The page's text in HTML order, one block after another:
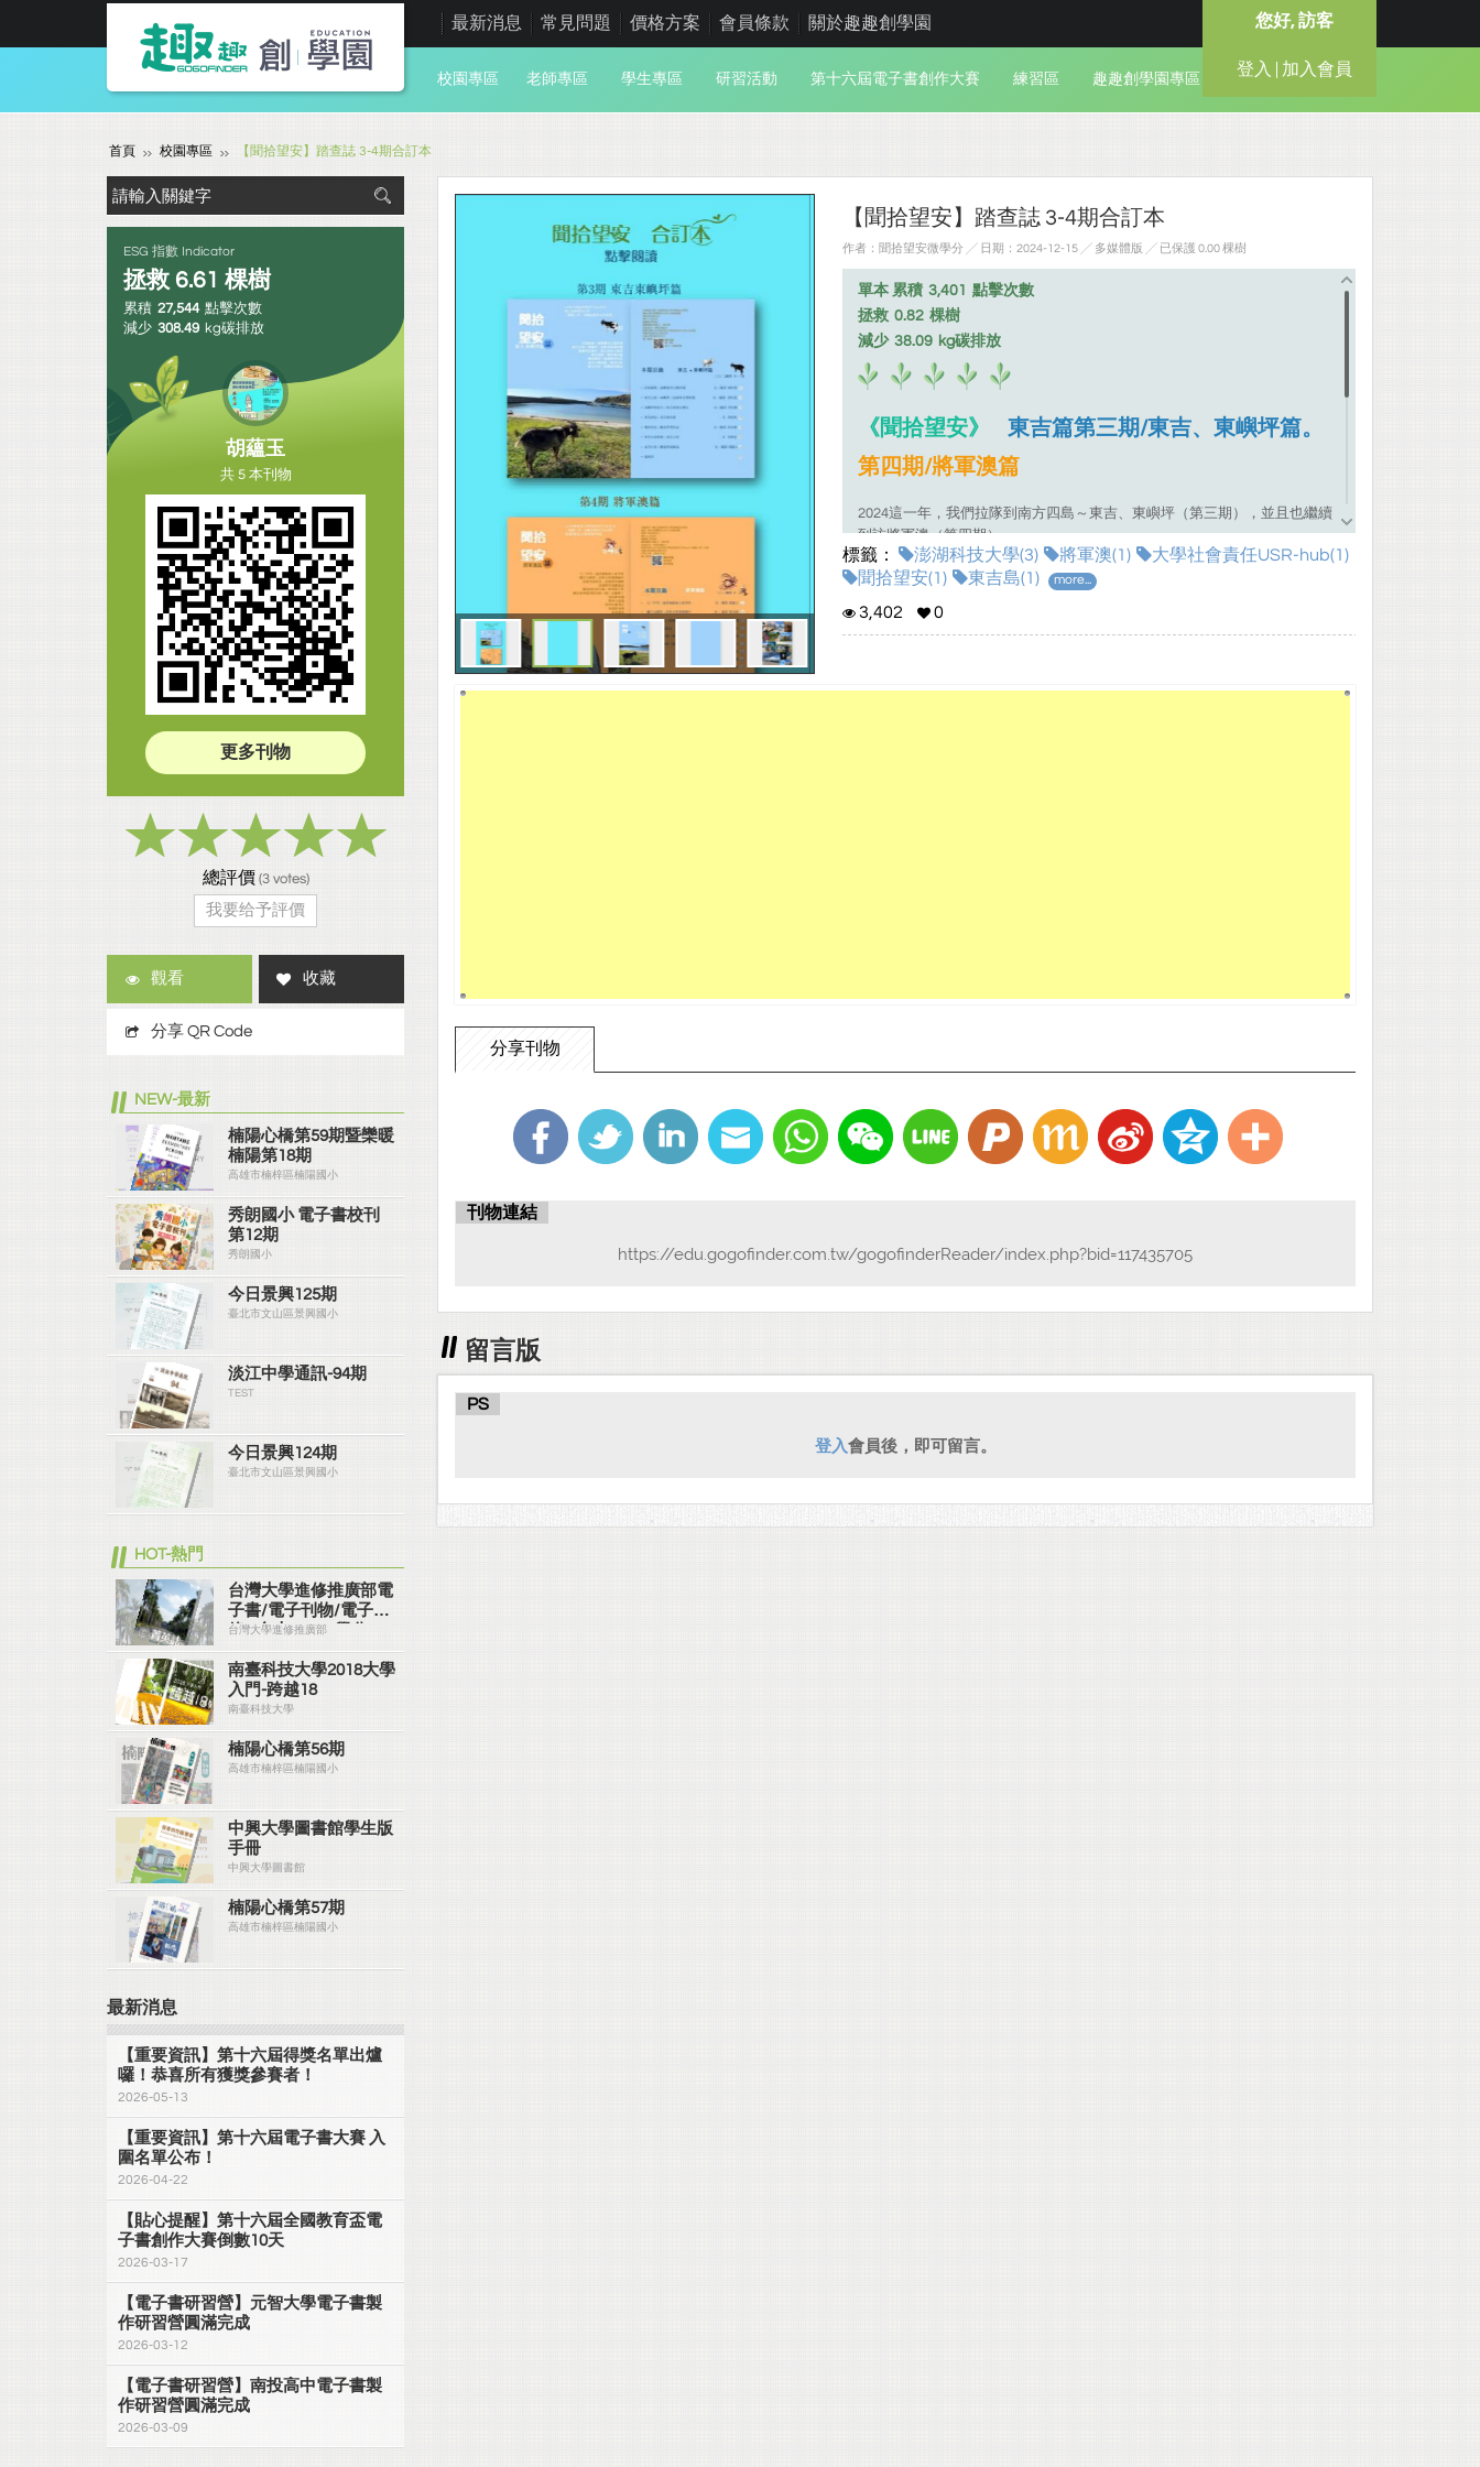
您好, 訪客
登入 | 加入會員
最新消息 常見問題 價格方案 會員條款 關於趣趣創學園
校園專區 老師專區 學生專區 研習活動 第十六屆電子書創作大賽 練習區 趣趣創學園專區
首頁 校園專區 【聞拾望安】踏查誌 3-4期合訂本
【聞拾望安】踏查誌 3-4期合訂本
作者：聞拾望安微學分 ╱ 日期：2024-12-15 ╱ 多媒體版 ╱ 已保護 0.00 棵樹
單本 累積 3,401 點擊次數
拯救 0.82 棵樹
減少 38.09 kg碳排放
《聞拾望安》
東吉篇第三期/東吉、東嶼坪篇。
第四期/將軍澳篇
2024這一年，我們拉隊到南方四島～東吉、東嶼坪（第三期），並且也繼續
到訪將軍澳（第四期）、
歡迎大家跟我們一起，探索望安在地人文與故事。
感謝聲源提供：小森平的免費下載音效 https://taira-
komori.jpn.org/freesoundtw.html
標籤： 澎湖科技大學(3) 將軍澳(1)
大學社會責任USR-hub(1)
聞拾望安(1)
東吉島(1) more...
3,402 0
分享刊物
刊物連結
https://edu.gogofinder.com.tw/gogofinderReader/index.php?bid=117435705
留言版
PS
登入會員後，即可留言。
ESG 指數 Indicator
拯救 6.61 棵樹
累積 27,544 點擊次數
減少 308.49 kg碳排放
胡蘊玉
共 5 本刊物
更多刊物
總評價 (3votes)
我要给予評價
觀看 收藏
分享 QR Code
NEW-最新
楠陽心橋第59期暨欒暖
楠陽第18期
高雄市楠梓區楠陽國小
秀朗國小 電子書校刊
第12期
秀朗國小
今日景興125期
臺北市文山區景興國小
淡江中學通訊-94期
TEST
今日景興124期
臺北市文山區景興國小
HOT-熱門
台灣大學進修推廣部電
子書/電子刊物/電子型
錄 - 台大EMBA學分
班、台大法律學分班...
眾多進修學習課程都在
台大進修推廣部喔！
台灣大學進修推廣部
南臺科技大學2018大學
入門-跨越18
南臺科技大學
楠陽心橋第56期
高雄市楠梓區楠陽國小
中興大學圖書館學生版
手冊
中興大學圖書館
楠陽心橋第57期
高雄市楠梓區楠陽國小
最新消息
【重要資訊】第十六屆得獎名單出爐
囉！恭喜所有獲獎參賽者！
2026-05-13
【重要資訊】第十六屆電子書大賽 入
圍名單公布！
2026-04-22
【貼心提醒】第十六屆全國教育盃電
子書創作大賽倒數10天
2026-03-17
【電子書研習營】元智大學電子書製
作研習營圓滿完成
2026-03-12
【電子書研習營】南投高中電子書製
作研習營圓滿完成
2026-03-09